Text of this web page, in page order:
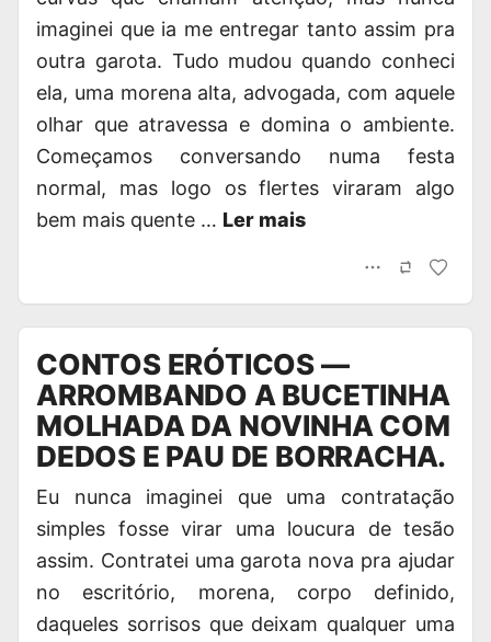
imaginei que ia me entregar tanto assim pra
outra garota. Tudo mudou quando conheci
ela, uma morena alta, advogada, com aquele
olhar que atravessa e domina o ambiente.
Começamos conversando numa festa
normal, mas logo os flertes viraram algo
bem mais quente … Ler mais
CONTOS ERÓTICOS —
ARROMBANDO A BUCETINHA
MOLHADA DA NOVINHA COM
DEDOS E PAU DE BORRACHA.
Eu nunca imaginei que uma contratação
simples fosse virar uma loucura de tesão
assim. Contratei uma garota nova pra ajudar
no escritório, morena, corpo definido,
daqueles sorrisos que deixam qualquer uma